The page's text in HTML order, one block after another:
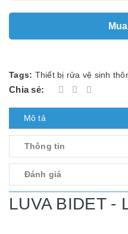
Tags: Thiết bị rửa vệ sinh
Chia sẻ:
Mô tả
Thông tin
Đánh giá
LUVA BIDET -